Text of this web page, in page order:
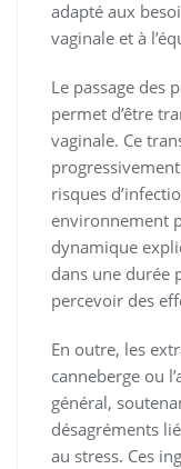
adapté aux
vaginale et à
Le passage des
permet d’être
vaginale. Ce
risques
environnement
dynamique
dans une durée
percevoir des
En outre, les
canneberge ou
général,
désagréments
au stress. Ces